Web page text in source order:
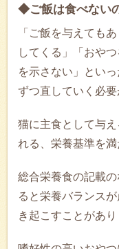
◆ご飯は食べない
「ご飯を与えても
してくる」「おや
を示さない」とい
ずつ直していく必要
猫に主食として与え
れる、栄養基準を満
総合栄養食の記載
ると栄養バランス
き起こすことがあり